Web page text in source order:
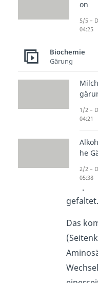
Die
also
Gestalt
gefaltet.
Das
on
5/5 –
04:25
Biochemie
Gärung
1/2 –
04:21
he
2/2 –
05:38